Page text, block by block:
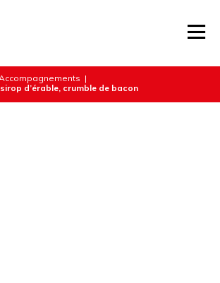
|
d’érable, crumble de bacon